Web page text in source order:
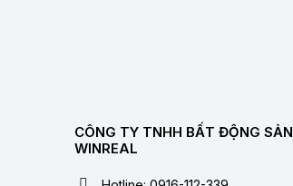
CÔNG TY TNHH BẤT ĐỘNG SẢN
WINREAL